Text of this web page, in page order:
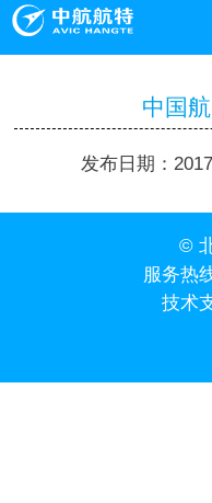
中国
发布日期：
©
服务热
技术